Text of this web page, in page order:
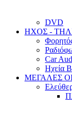
DVD
ΗΧΟΣ -
Car
Ηχεία
ΜΕΓΑΛΕΣ